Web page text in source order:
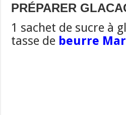
PRÉPARER
1 sachet de sucre à
tasse de beurre